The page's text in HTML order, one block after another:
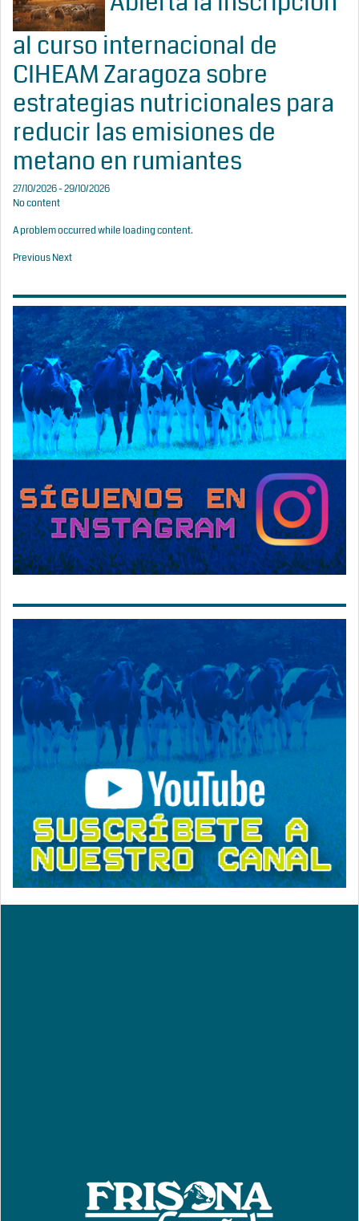
al curso internacional de
CIHEAM Zaragoza sobre
estrategias nutricionales para
reducir las emisiones de
metano en rumiantes
27/10/2026 - 29/10/2026
No content
A problem occurred while loading content.
PreviousNext